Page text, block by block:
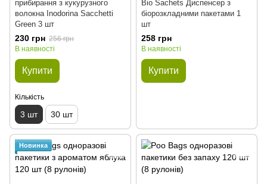
прибирання з кукурузного
волокна Inodorina Sacchetti
Green 3 шт
230 грн 256 грн
В наявності
Купити
Кількість
3 шт 30 шт
Bio Sachets Диспенсер з
біорозкладними пакетами 1
шт
258 грн
В наявності
Купити
Новинка